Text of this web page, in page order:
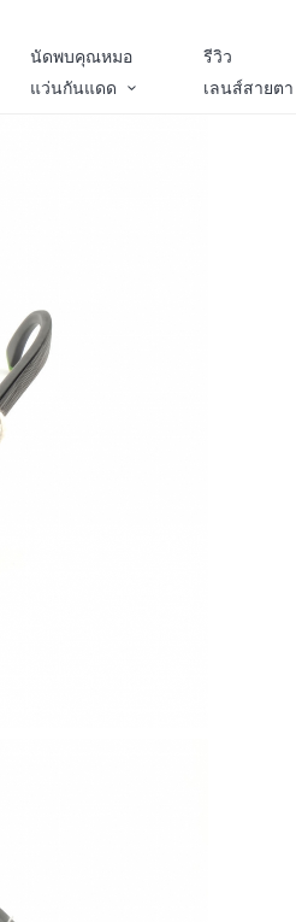
นัดพบคุณหมอ รีวิว
แว่นกันแดด เลนส์สายตา